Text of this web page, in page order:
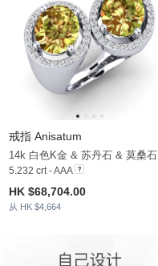
戒指 Anisatum
14k 白色K金 & 苏丹石 & 莫桑石
5.232 crt - AAA
HK $68,704.00
从 HK $4,664